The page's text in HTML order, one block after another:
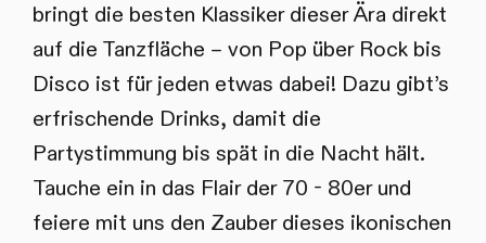
bringt die besten Klassiker dieser Ära direkt
auf die Tanzfläche – von Pop über Rock bis
Disco ist für jeden etwas dabei! Dazu gibt’s
erfrischende Drinks, damit die
Partystimmung bis spät in die Nacht hält.
Tauche ein in das Flair der 70 - 80er und
feiere mit uns den Zauber dieses ikonischen